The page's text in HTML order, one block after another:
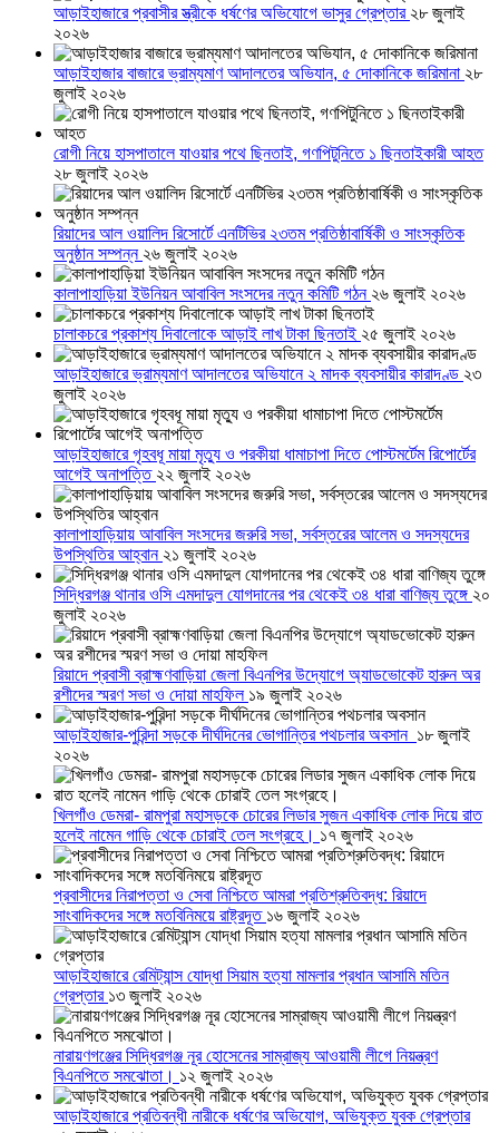
আড়াইহাজারে প্রবাসীর স্ত্রীকে ধর্ষণের অভিযোগে ভাসুর গ্রেপ্তার ২৮ জুলাই
২০২৬
আড়াইহাজার বাজারে ভ্রাম্যমাণ আদালতের অভিযান, ৫ দোকানিকে জরিমানা ২৮
জুলাই ২০২৬
রোগী নিয়ে হাসপাতালে যাওয়ার পথে ছিনতাই, গণপিটুনিতে ১ ছিনতাইকারী আহত
২৮ জুলাই ২০২৬
রিয়াদের আল ওয়ালিদ রিসোর্টে এনটিভির ২৩তম প্রতিষ্ঠাবার্ষিকী ও সাংস্কৃতিক
অনুষ্ঠান সম্পন্ন ২৬ জুলাই ২০২৬
কালাপাহাড়িয়া ইউনিয়ন আবাবিল সংসদের নতুন কমিটি গঠন ২৬ জুলাই ২০২৬
চালাকচরে প্রকাশ্য দিবালোকে আড়াই লাখ টাকা ছিনতাই ২৫ জুলাই ২০২৬
আড়াইহাজারে ভ্রাম্যমাণ আদালতের অভিযানে ২ মাদক ব্যবসায়ীর কারাদণ্ড ২৩
জুলাই ২০২৬
আড়াইহাজারে গৃহবধূ মায়া মৃত্যু ও পরকীয়া ধামাচাপা দিতে পোস্টমর্টেম রিপোর্টের
আগেই অনাপত্তি ২২ জুলাই ২০২৬
কালাপাহাড়িয়ায় আবাবিল সংসদের জরুরি সভা, সর্বস্তরের আলেম ও সদস্যদের
উপস্থিতির আহ্বান ২১ জুলাই ২০২৬
সিদ্ধিরগঞ্জ থানার ওসি এমদাদুল যোগদানের পর থেকেই ৩৪ ধারা বাণিজ্য তুঙ্গে ২০
জুলাই ২০২৬
রিয়াদে প্রবাসী ব্রাহ্মণবাড়িয়া জেলা বিএনপির উদ্যোগে অ্যাডভোকেট হারুন অর
রশীদের স্মরণ সভা ও দোয়া মাহফিল ১৯ জুলাই ২০২৬
আড়াইহাজার-পুরিন্দা সড়কে দীর্ঘদিনের ভোগান্তির পথচলার অবসান ১৮ জুলাই
২০২৬
খিলগাঁও ডেমরা- রামপুরা মহাসড়কে চোরের লিডার সুজন একাধিক লোক দিয়ে রাত
হলেই নামেন গাড়ি থেকে চোরাই তেল সংগ্রহে। ১৭ জুলাই ২০২৬
প্রবাসীদের নিরাপত্তা ও সেবা নিশ্চিতে আমরা প্রতিশ্রুতিবদ্ধ: রিয়াদে
সাংবাদিকদের সঙ্গে মতবিনিময়ে রাষ্ট্রদূত ১৬ জুলাই ২০২৬
আড়াইহাজারে রেমিট্যান্স যোদ্ধা সিয়াম হত্যা মামলার প্রধান আসামি মতিন
গ্রেপ্তার ১৩ জুলাই ২০২৬
নারায়ণগঞ্জের সিদ্ধিরগঞ্জ নূর হোসেনের সাম্রাজ্য আওয়ামী লীগে নিয়ন্ত্রণ
বিএনপিতে সমঝোতা। ১২ জুলাই ২০২৬
আড়াইহাজারে প্রতিবন্ধী নারীকে ধর্ষণের অভিযোগ, অভিযুক্ত যুবক গ্রেপ্তার